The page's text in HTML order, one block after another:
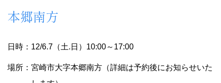
本郷南方
日時：12/6.7（土.日）10:00～17:00
場所：宮崎市大字本郷南方（詳細は予約後にお知らせいた